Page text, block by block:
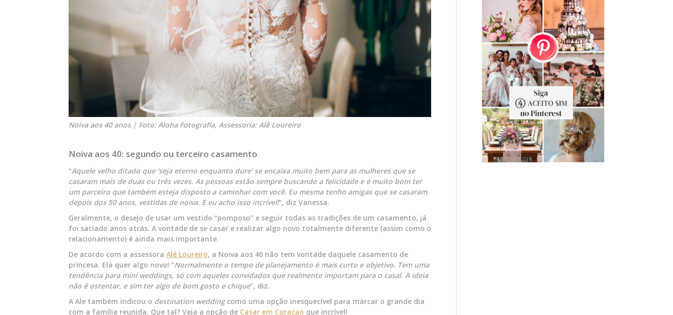
Noiva aos 40 anos | Foto: Aloha Fotografia, Assessoria: Alê Loureiro
Noiva aos 40: segundo ou terceiro casamento
“Aquele velho ditado que ‘seja eterno enquanto dure’ se encaixa muito bem para as mulheres que se
casaram mais de duas ou três vezes. As pessoas estão sempre buscando a felicidade e é muito bom ter
um parceiro que também esteja disposto a caminhar com você. Eu mesma tenho amigas que se casaram
depois dos 50 anos, vestidas de noiva. E eu acho isso incrível!”, diz Vanessa.
Geralmente, o desejo de usar um vestido “pomposo” e seguir todas as tradições de um casamento, já
foi saciado anos atrás. A vontade de se casar e realizar algo novo totalmente diferente (assim como o
relacionamento) é ainda mais importante.
De acordo com a assessora Alê Loureiro, a Noiva aos 40 não tem vontade daquele casamento de
princesa. Ela quer algo novo! “Normalmente o tempo de planejamento é mais curto e objetivo. Tem uma
tendência para mini weddings, só com aqueles convidados que realmente importam para o casal. A ideia
não é ostentar, e sim ter algo de bom gosto e chique”, diz.
A Ale também indicou o destination weddingcomo uma opção inesquecível para marcar o grande dia
com a família reunida. Que tal? Veja a opção de Casar em Curaçao que incrível!